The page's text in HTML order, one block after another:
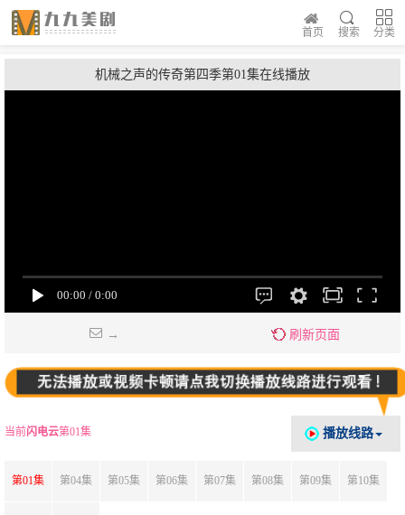
分类
搜索
首页
机械之声的传奇第四季第01集在线播放
→ 刷新页面
播放线路
当前闪电云第01集
第01集 第04集 第05集 第06集 第07集 第08集 第09集 第10集